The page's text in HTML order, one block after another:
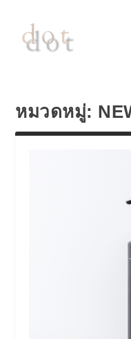
หมวดหมู่: